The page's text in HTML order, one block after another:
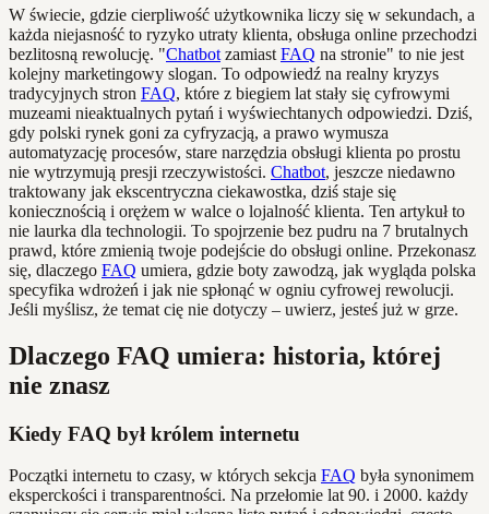
W świecie, gdzie cierpliwość użytkownika liczy się w sekundach, a
każda niejasność to ryzyko utraty klienta, obsługa online przechodzi
bezlitosną rewolucję. "Chatbot zamiast FAQ na stronie" to nie jest
kolejny marketingowy slogan. To odpowiedź na realny kryzys
tradycyjnych stron FAQ, które z biegiem lat stały się cyfrowymi
muzeami nieaktualnych pytań i wyświechtanych odpowiedzi. Dziś,
gdy polski rynek goni za cyfryzacją, a prawo wymusza
automatyzację procesów, stare narzędzia obsługi klienta po prostu
nie wytrzymują presji rzeczywistości. Chatbot, jeszcze niedawno
traktowany jak ekscentryczna ciekawostka, dziś staje się
koniecznością i orężem w walce o lojalność klienta. Ten artykuł to
nie laurka dla technologii. To spojrzenie bez pudru na 7 brutalnych
prawd, które zmienią twoje podejście do obsługi online. Przekonasz
się, dlaczego FAQ umiera, gdzie boty zawodzą, jak wygląda polska
specyfika wdrożeń i jak nie spłonąć w ogniu cyfrowej rewolucji.
Jeśli myślisz, że temat cię nie dotyczy – uwierz, jesteś już w grze.
Dlaczego FAQ umiera: historia, której
nie znasz
Kiedy FAQ był królem internetu
Początki internetu to czasy, w których sekcja FAQ była synonimem
eksperckości i transparentności. Na przełomie lat 90. i 2000. każdy